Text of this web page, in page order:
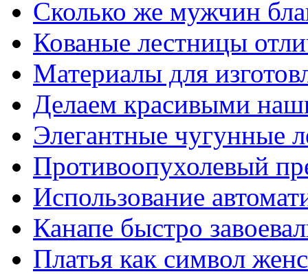
Сколько же мужчин
Кованые лестницы
Материалы для
Делаем красивыми
Элегантные чугунные
Противоопухолевый
Использование
Канапе быстро
Платья как символ